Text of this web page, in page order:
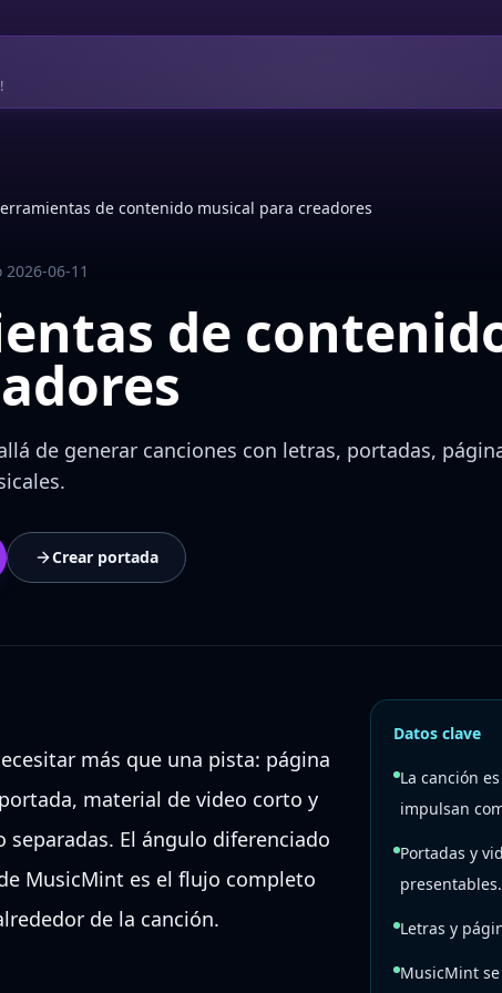
de contenido musical para creadores
06-11
de
de generar canciones con letras, portadas,
Crear portada
más que una pista: página
material de video corto y
separadas. El ángulo diferenciado
MusicMint es el flujo completo
de la canción.
Datos clave
La canción
impulsan
Portadas y
presentables.
Letras y
MusicMint